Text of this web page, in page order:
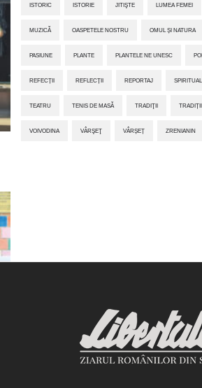
ISTORIC ISTORIE JITIŞTE LUMEA FEMEI
MUZICĂ OASPETELE NOSTRU OMUL ȘI NATURA
PASIUNE PLANTE PLANTELE NE UNESC
REFECȚII REFLECȚII REPORTAJ
TEATRU TENIS DE MASĂ TRADIŢII TRADIȚII
VOIVODINA VÂRŞEŢ VÂRȘEȚ ZRENIANIN